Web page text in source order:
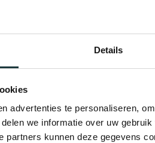
Details
advertenties te personaliseren,
we informatie over uw
partners kunnen deze gegevens